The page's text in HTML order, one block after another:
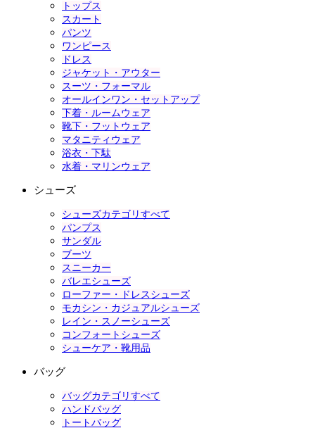
トップス
スカート
パンツ
ワンピース
ドレス
ジャケット・アウター
スーツ・フォーマル
オールインワン・セットアップ
下着・ルームウェア
靴下・フットウェア
マタニティウェア
浴衣・下駄
水着・マリンウェア
シューズ
シューズカテゴリすべて
パンプス
サンダル
ブーツ
スニーカー
バレエシューズ
ローファー・ドレスシューズ
モカシン・カジュアルシューズ
レイン・スノーシューズ
コンフォートシューズ
シューケア・靴用品
バッグ
バッグカテゴリすべて
ハンドバッグ
トートバッグ